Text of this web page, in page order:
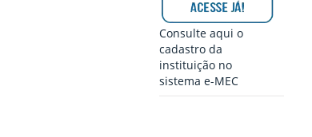
Consulte aqui o
cadastro da
instituição no
sistema e-MEC